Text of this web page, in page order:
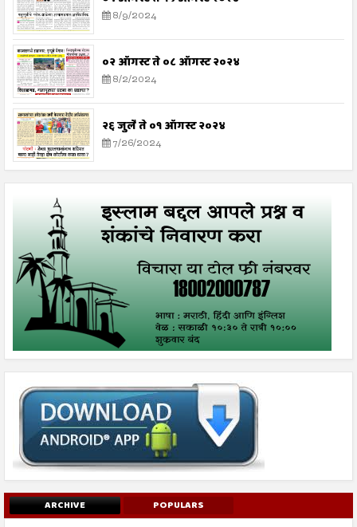
8/9/2024
०२ ऑगस्ट ते ०८ ऑगस्ट २०२४
8/2/2024
२६ जुलै ते ०१ ऑगस्ट २०२४
7/26/2024
ARCHIVE POPULARS